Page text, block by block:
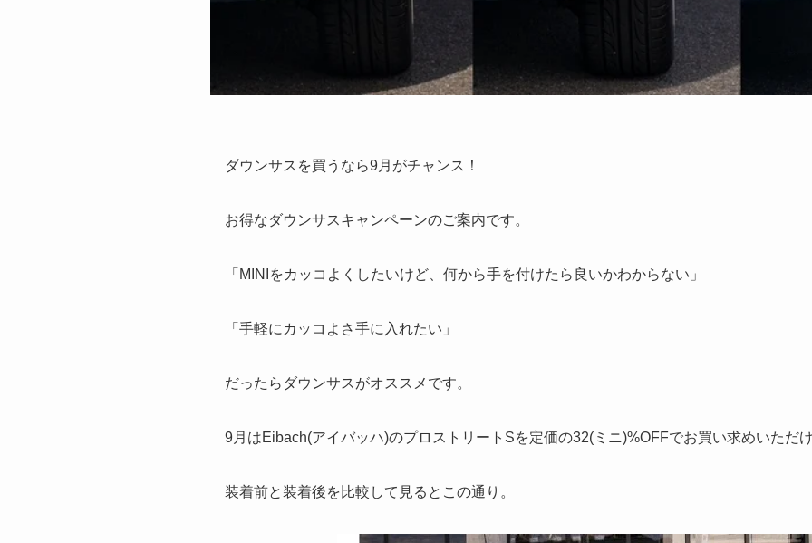
ダウンサスを買うなら9月がチャンス！
お得なダウンサスキャンペーンのご案内です。
「MINIをカッコよくしたいけど、何から手を付けたら良いかわからない」
「手軽にカッコよさ手に入れたい」
だったらダウンサスがオススメです。
9月はEibach(アイバッハ)のプロストリートSを定価の32(ミニ)%OFFでお買い求めいただ
装着前と装着後を比較して見るとこの通り。